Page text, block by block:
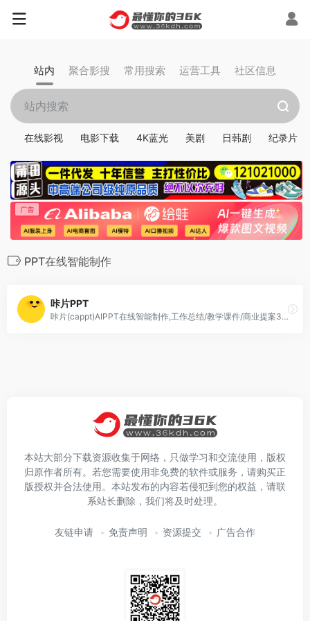
站内 聚合影搜 常用搜索 运营工具 社区信息
在线影视 电影下载 4K蓝光 美剧 日韩剧 纪录片
PPT在线智能制作
咔片PPT
咔片(cappt)AIPPT在线智能制作,工作总结/教学课件/商业提案3分钟搞定,10万+场景模板一键替换,AI自动排版+多格式导出,支持在线编辑,一键生成PPT,咔片ppt制作网站基础功能永久免费使用！
本站大部分下载资源收集于网络，只做学习和交流使用，版权
归原作者所有。若您需要使用非免费的软件或服务，请购买正
版授权并合法使用。本站发布的内容若侵犯到您的权益，请联
系站长删除，我们将及时处理。
友链申请 免责声明 资源提交 广告合作